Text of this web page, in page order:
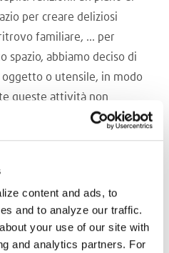
content and ads, to
and to analyze our traffic.
your use of our site with
and analytics partners. For
per creare deliziosi
familiare, ... per
spazio, abbiamo deciso di
o utensile, in modo
queste attività non
spiega Laura con
tagliati su misura.
di essere tagliata come
lavandino molto grande,